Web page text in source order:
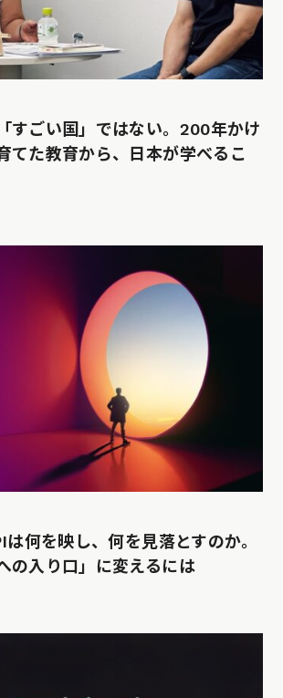
すごい国」ではない。200年かけ
てた教育から、日本が学べるこ
何を映し、何を見落とすのか。
の入り口」に変えるには